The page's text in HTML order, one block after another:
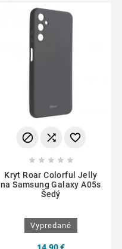
  
    
Kryt Roar Colorful Jelly
na Samsung Galaxy A05s
Šedý
Vypredané